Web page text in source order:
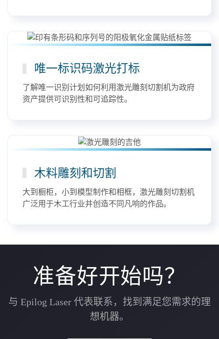
唯一标识码激光打标
了解唯一识别计划如何利用激光雕刻切割机为政府
资产提供可识别性和可追踪性。
木料雕刻和切割
大到橱柜，小到模型制作和相框，激光雕刻切割机
广泛用于木工行业并创造不同凡响的作品。
准备好开始吗？
与 Epilog Laser 代表联系，找到满足您需求的理
想机器。